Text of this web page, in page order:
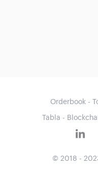
Orderbook -
Tabla -
© 2018 -